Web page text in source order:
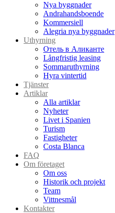
Nya byggnader
Andrahandsboende
Kommersiell
Alegria nya byggnader
Uthyrning
Отель в Аликанте
Långfristig leasing
Sommaruthyrning
Hyra vintertid
Tjänster
Artiklar
Alla artiklar
Nyheter
Livet i Spanien
Turism
Fastigheter
Costa Blanca
FAQ
Om företaget
Om oss
Historik och projekt
Team
Vittnesmål
Kontakter